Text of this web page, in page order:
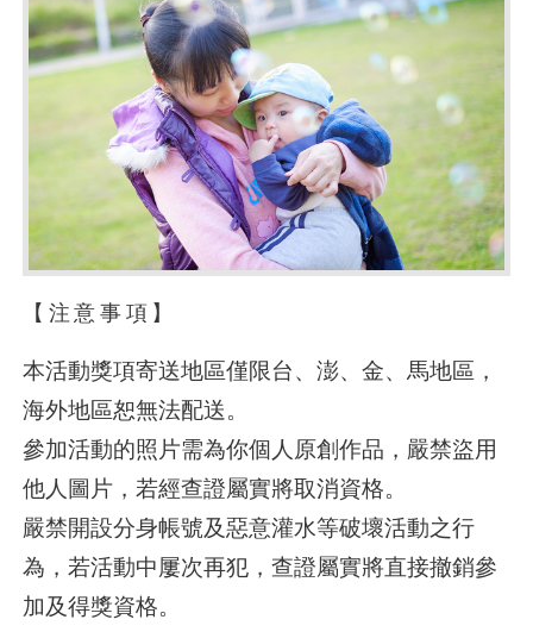
【注意事項】
本活動獎項寄送地區僅限台、澎、金、馬地區，
海外地區恕無法配送。
參加活動的照片需為你個人原創作品，嚴禁盜用
他人圖片，若經查證屬實將取消資格。
嚴禁開設分身帳號及惡意灌水等破壞活動之行
為，若活動中屢次再犯，查證屬實將直接撤銷參
加及得獎資格。